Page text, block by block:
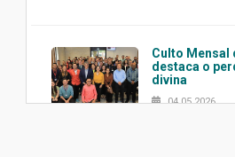
Culto Mensal
destaca o
divina
04.05.2026